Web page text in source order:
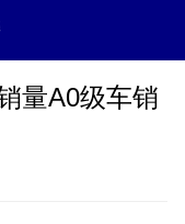
量A0级车销